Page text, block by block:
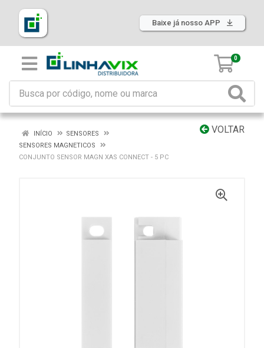
Baixe já nosso APP
0
VOLTAR
INÍCIO
SENSORES
SENSORES MAGNETICOS
CONJUNTO SENSOR MAGN XAS CONNECT - 5 PC